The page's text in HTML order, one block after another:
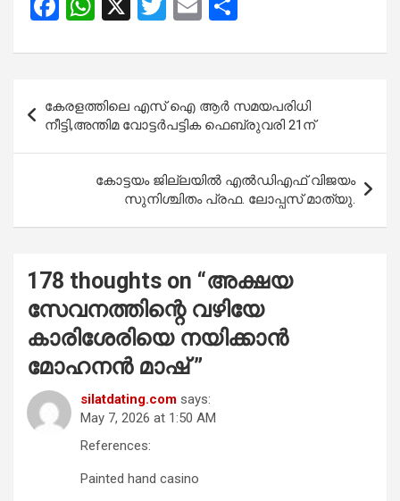
ce
o
o
at
s
A
p
p
tt
er
ail ar
navigation
കേരളത്തിലെ എസ് ഐ ആര്‍ സമയപരിധി
നീട്ടി,അന്തിമ വോട്ടര്‍പട്ടിക ഫെബ്രുവരി 21ന്
കോട്ടയം ജില്ലയിൽ എൽഡിഎഫ് വിജയം
സുനിശ്ചിതം പ്രഫ. ലോപ്പസ് മാത്യു.
178 thoughts on “അക്ഷയ
സേവനത്തിന്റെ വഴിയേ
കാരിശേരിയെ നയിക്കാൻ
മോഹനൻ മാഷ്”
silatdating.com says:
May 7, 2026 at 1:50 AM
References:
Painted hand casino